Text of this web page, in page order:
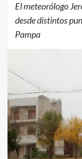
El meteorólogo
desde distintos
Pampa